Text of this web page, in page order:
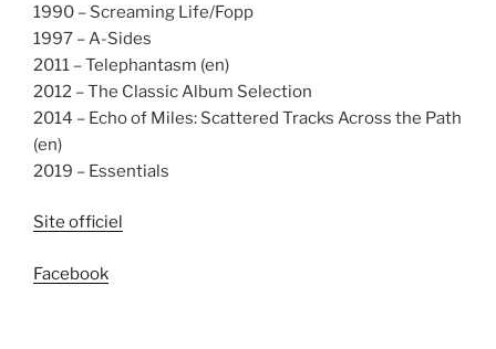
1990 – Screaming Life/Fopp
1997 – A-Sides
2011 – Telephantasm (en)
2012 – The Classic Album Selection
2014 – Echo of Miles: Scattered Tracks Across the Path
(en)
2019 – Essentials
Site officiel
Facebook